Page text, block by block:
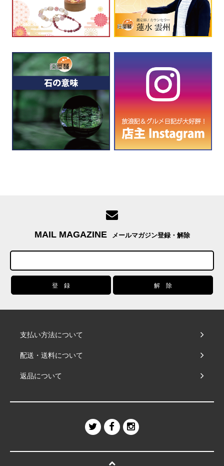
MAIL MAGAZINE メールマガジン登録・解除
支払い方法について
配送・送料について
返品について